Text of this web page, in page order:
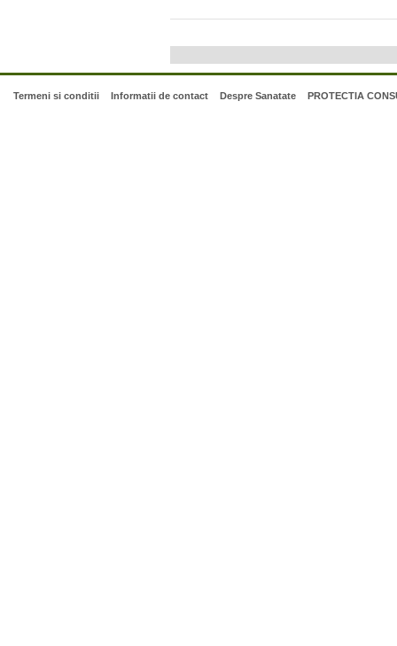
Termeni si conditii Informatii de contact Despre Sanatate PROTECTIA